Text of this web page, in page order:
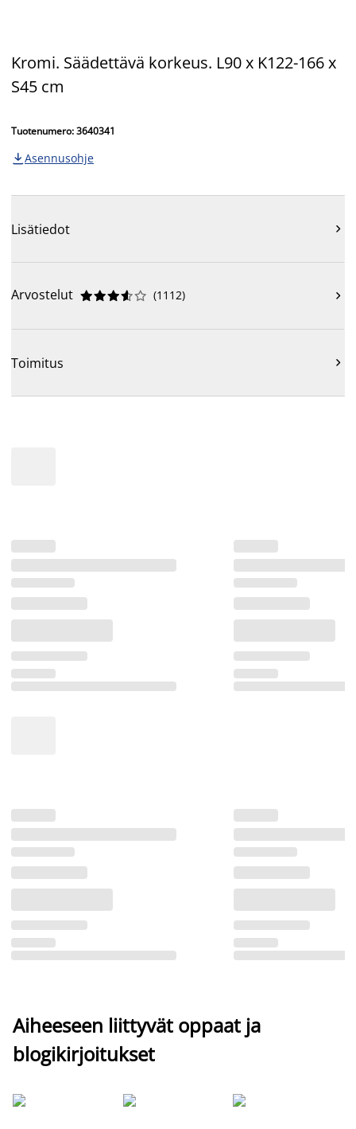
Kromi. Säädettävä korkeus. L90 x K122-166 x
S45 cm
Tuotenumero: 3640341
 Asennusohje
Lisätiedot 
Arvostelut 




 (1112) 
Toimitus 
Aiheeseen liittyvät oppaat ja
blogikirjoitukset